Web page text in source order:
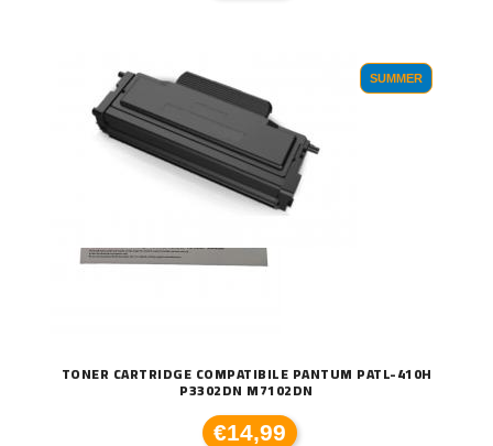
SUMMER
TONER CARTRIDGE COMPATIBILE PANTUM PATL-410H
P3302DN M7102DN
€14,99